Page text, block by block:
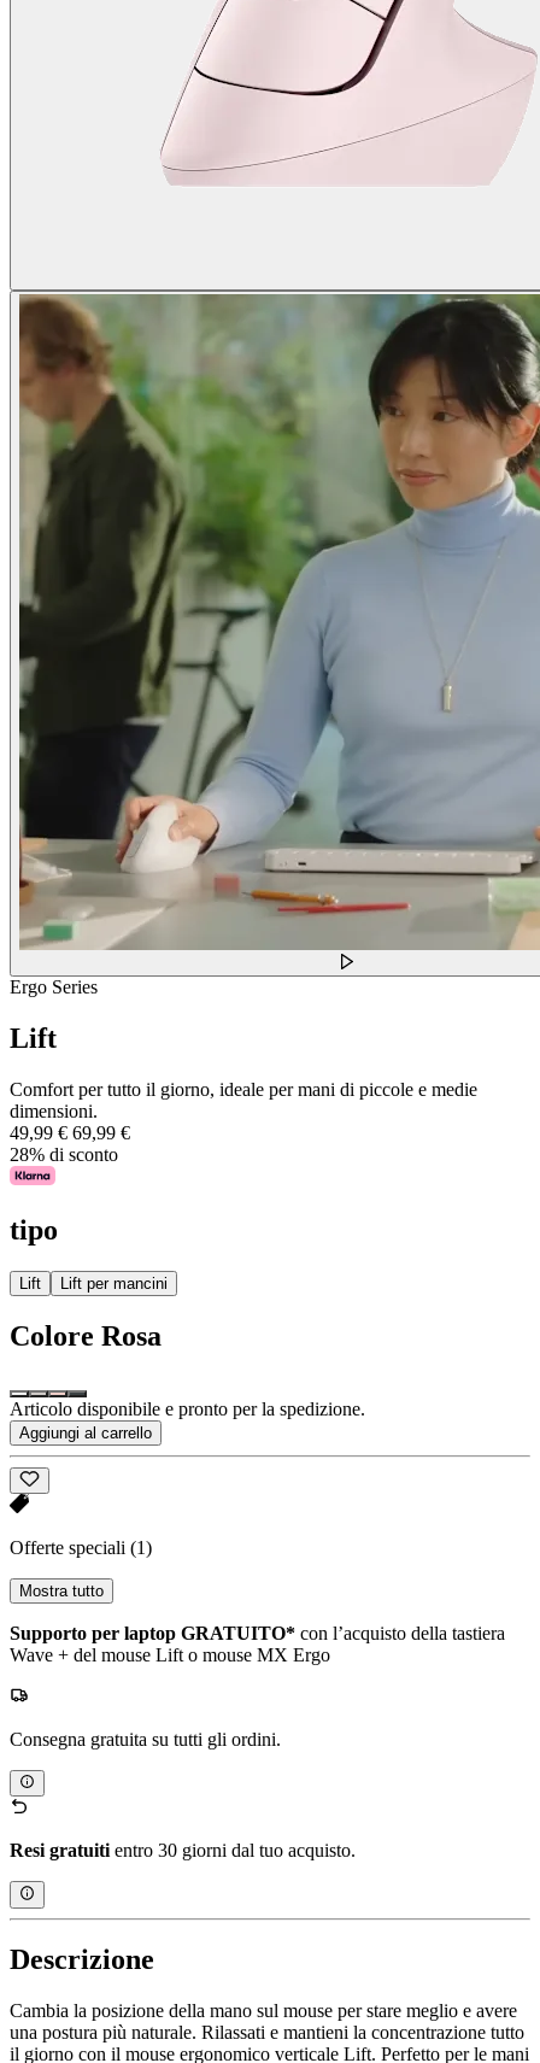
Ergo Series
Lift
Comfort per tutto il giorno, ideale per mani di piccole e medie
dimensioni.
49,99 € 69,99 €
28% di sconto
tipo
Lift Lift per mancini
Colore Rosa
Articolo disponibile e pronto per la spedizione.
Aggiungi al carrello
Offerte speciali (1)
Mostra tutto
Supporto per laptop GRATUITO* con l’acquisto della tastiera
Wave + del mouse Lift o mouse MX Ergo
Consegna gratuita su tutti gli ordini.
Resi gratuiti entro 30 giorni dal tuo acquisto.
Descrizione
Cambia la posizione della mano sul mouse per stare meglio e avere
una postura più naturale. Rilassati e mantieni la concentrazione tutto
il giorno con il mouse ergonomico verticale Lift. Perfetto per le mani